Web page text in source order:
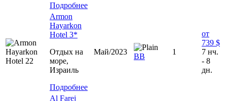
Подробнее
Armon
Hayarkon
Hotel 3*
Отдых на
море,
Израиль
Подробнее
Май/2023
ВВ
1
от
739 $
7 нч.
- 8
дн.
Al Farej